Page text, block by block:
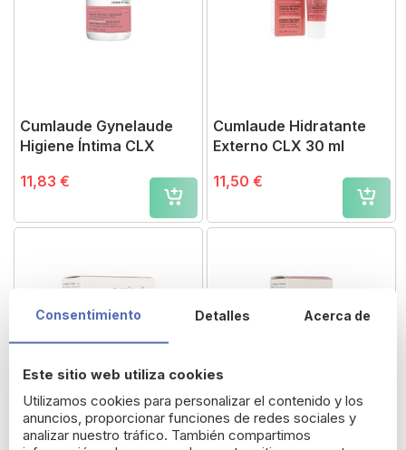
Cumlaude Gynelaude
Higiene Íntima CLX
11,83 €
Cumlaude Hidratante
Externo CLX 30 ml
11,50 €
Consentimiento Detalles Acerca de
Este sitio web utiliza cookies
Utilizamos cookies para personalizar el contenido y los
anuncios, proporcionar funciones de redes sociales y
analizar nuestro tráfico. También compartimos